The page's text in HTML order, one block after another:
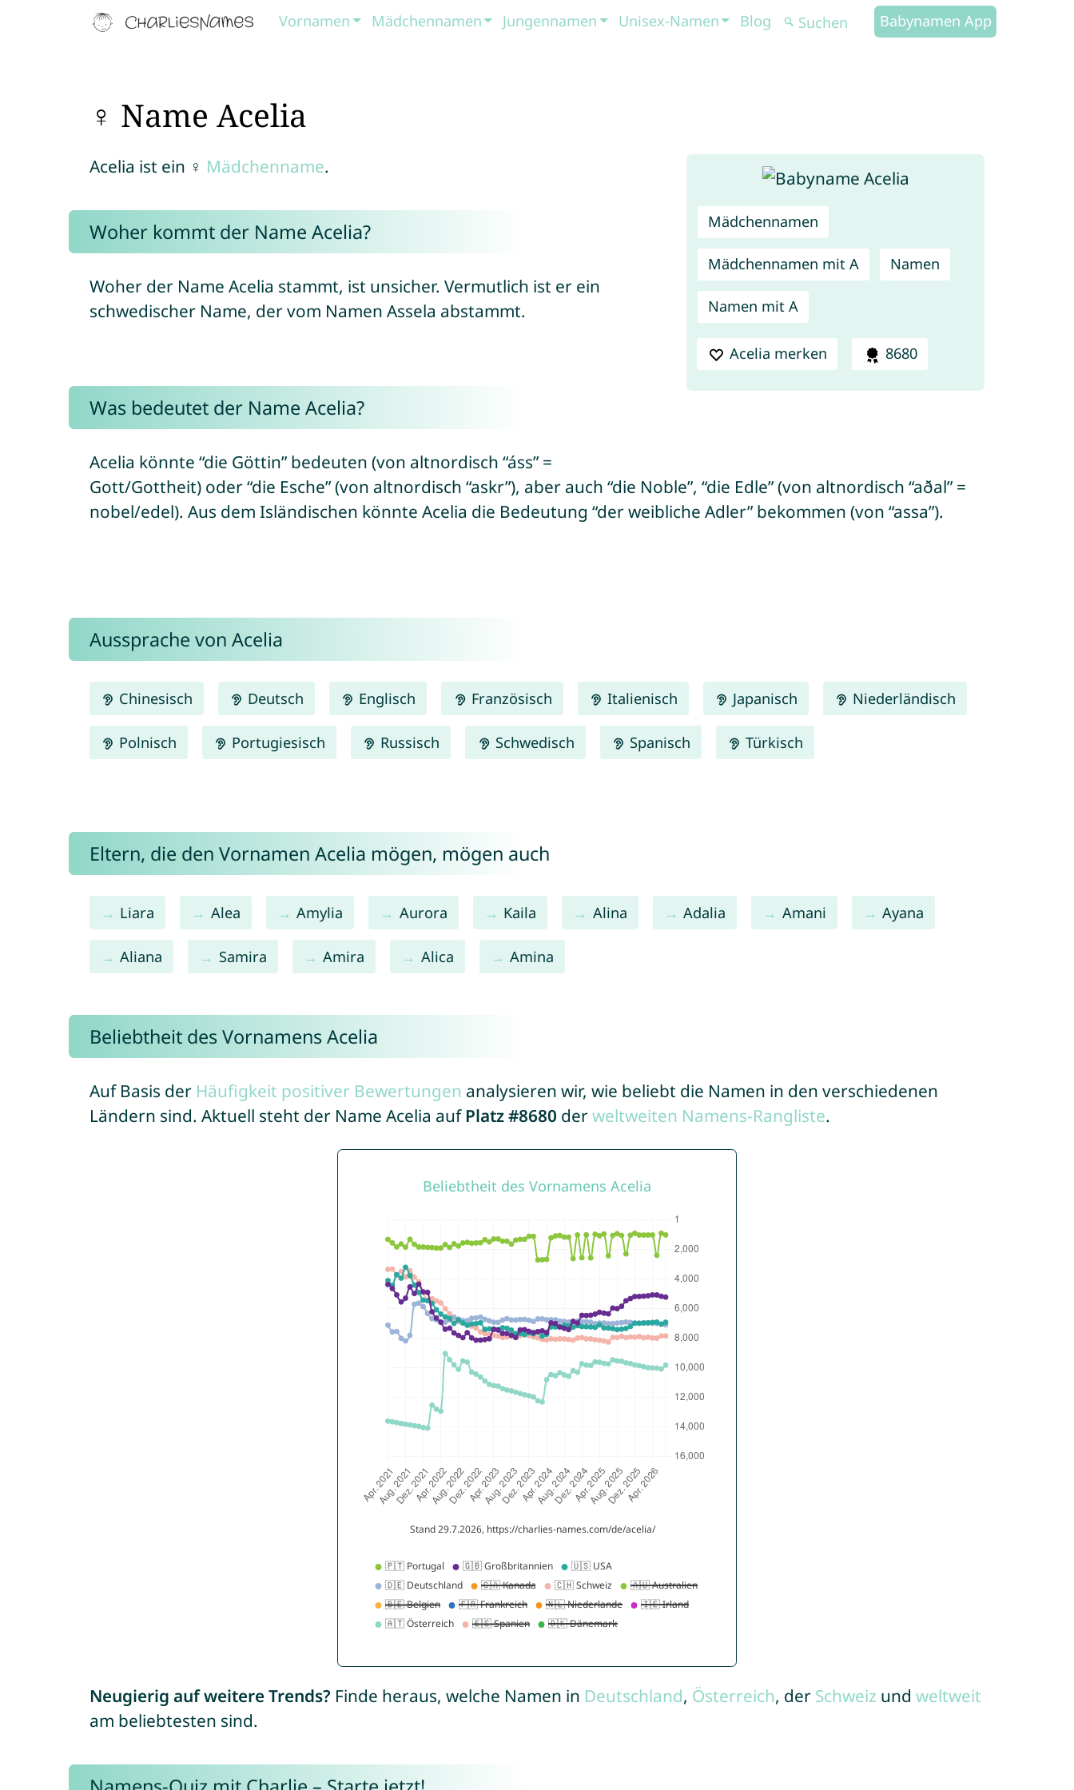
Vornamen Mädchennamen Jungennamen Unisex-Namen Blog Babynamen App
♀ Name Acelia
Mädchennamen
Mädchennamen mit A Namen
Namen mit A
Acelia merken 8680
Acelia ist ein ♀ Mädchenname.
Woher kommt der Name Acelia?
Woher der Name Acelia stammt, ist unsicher. Vermutlich ist er ein
schwedischer Name, der vom Namen Assela abstammt.
Was bedeutet der Name Acelia?
Acelia könnte “die Göttin” bedeuten (von altnordisch “áss” =
Gott/Gottheit) oder “die Esche” (von altnordisch “askr”), aber auch “die Noble”, “die Edle” (von altnordisch “aðal” =
nobel/edel). Aus dem Isländischen könnte Acelia die Bedeutung “der weibliche Adler” bekommen (von “assa”).
Aussprache von Acelia
Chinesisch Deutsch Englisch Französisch Italienisch Japanisch Niederländisch
Polnisch Portugiesisch Russisch Schwedisch Spanisch Türkisch
Eltern, die den Vornamen Acelia mögen, mögen auch
Liara Alea Amylia Aurora Kaila Alina Adalia Amani Ayana
Aliana Samira Amira Alica Amina
Beliebtheit des Vornamens Acelia
Auf Basis der Häufigkeit positiver Bewertungen analysieren wir, wie beliebt die Namen in den verschiedenen
Ländern sind. Aktuell steht der Name Acelia auf Platz #8680 derweltweiten Namens-Rangliste.
Neugierig auf weitere Trends? Finde heraus, welche Namen in Deutschland, Österreich, der Schweiz und weltweit
am beliebtesten sind.